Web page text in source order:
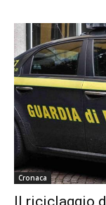
Cronaca